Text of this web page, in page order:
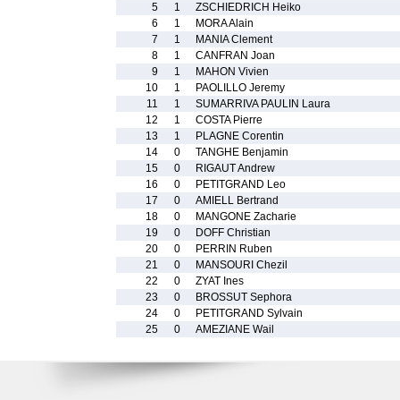
5
1
ZSCHIEDRICH Heiko
6
1
MORA Alain
7
1
MANIA Clement
8
1
CANFRAN Joan
9
1
MAHON Vivien
10
1
PAOLILLO Jeremy
11
1
SUMARRIVA PAULIN Laura
12
1
COSTA Pierre
13
1
PLAGNE Corentin
14
0
TANGHE Benjamin
15
0
RIGAUT Andrew
16
0
PETITGRAND Leo
17
0
AMIELL Bertrand
18
0
MANGONE Zacharie
19
0
DOFF Christian
20
0
PERRIN Ruben
21
0
MANSOURI Chezil
22
0
ZYAT Ines
23
0
BROSSUT Sephora
24
0
PETITGRAND Sylvain
25
0 AMEZIANE Wail